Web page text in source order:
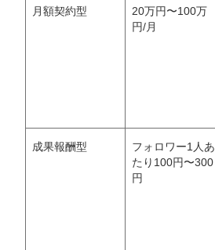
月額契約型
20万円〜100万
円/月
成果報酬型
フォロワー1人あ
たり100円〜300
円